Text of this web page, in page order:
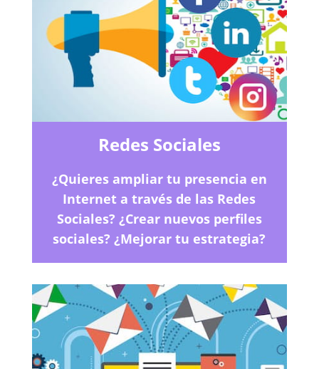
Redes Sociales
¿Quieres ampliar tu presencia en
Internet a través de las Redes
Sociales? ¿Crear nuevos perfiles
sociales? ¿Mejorar tu estrategia?